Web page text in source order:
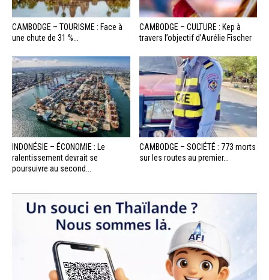
CAMBODGE – TOURISME : Face à
une chute de 31 %...
CAMBODGE – CULTURE : Kep à
travers l’objectif d’Aurélie Fischer
INDONÉSIE – ÉCONOMIE : Le
ralentissement devrait se
poursuivre au second...
CAMBODGE – SOCIÉTÉ : 773 morts
sur les routes au premier...